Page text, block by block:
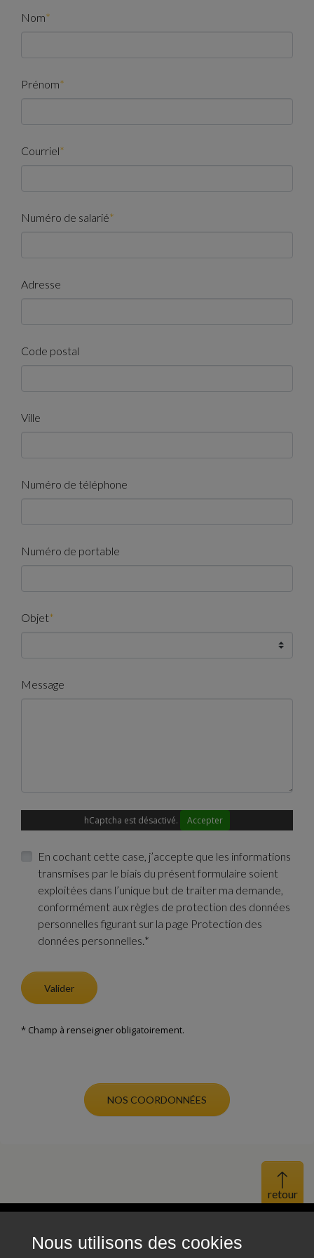
Nous utilisons des cookies
Nom*
Prénom*
Courriel*
Numéro de salarié*
Adresse
Code postal
Ville
Numéro de téléphone
Numéro de portable
Objet*
Message
hCaptcha est désactivé. Accepter
En cochant cette case, j’accepte que les informations
transmises par le biais du présent formulaire soient
exploitées dans l’unique but de traiter ma demande,
conformément aux règles de protection des données
personnelles figurant sur la page Protection des
données personnelles.*
Valider
* Champ à renseigner obligatoirement.
NOS COORDONNÉES
Haut
Mentions légales